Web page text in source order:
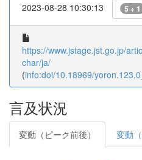
2023-08-28 10:30:13 5 + 1
https://www.jstage.jst.go.jp/
char/ja/
(info:doi/10.18969/
言及状況
変動（ピーク前後） 変動（